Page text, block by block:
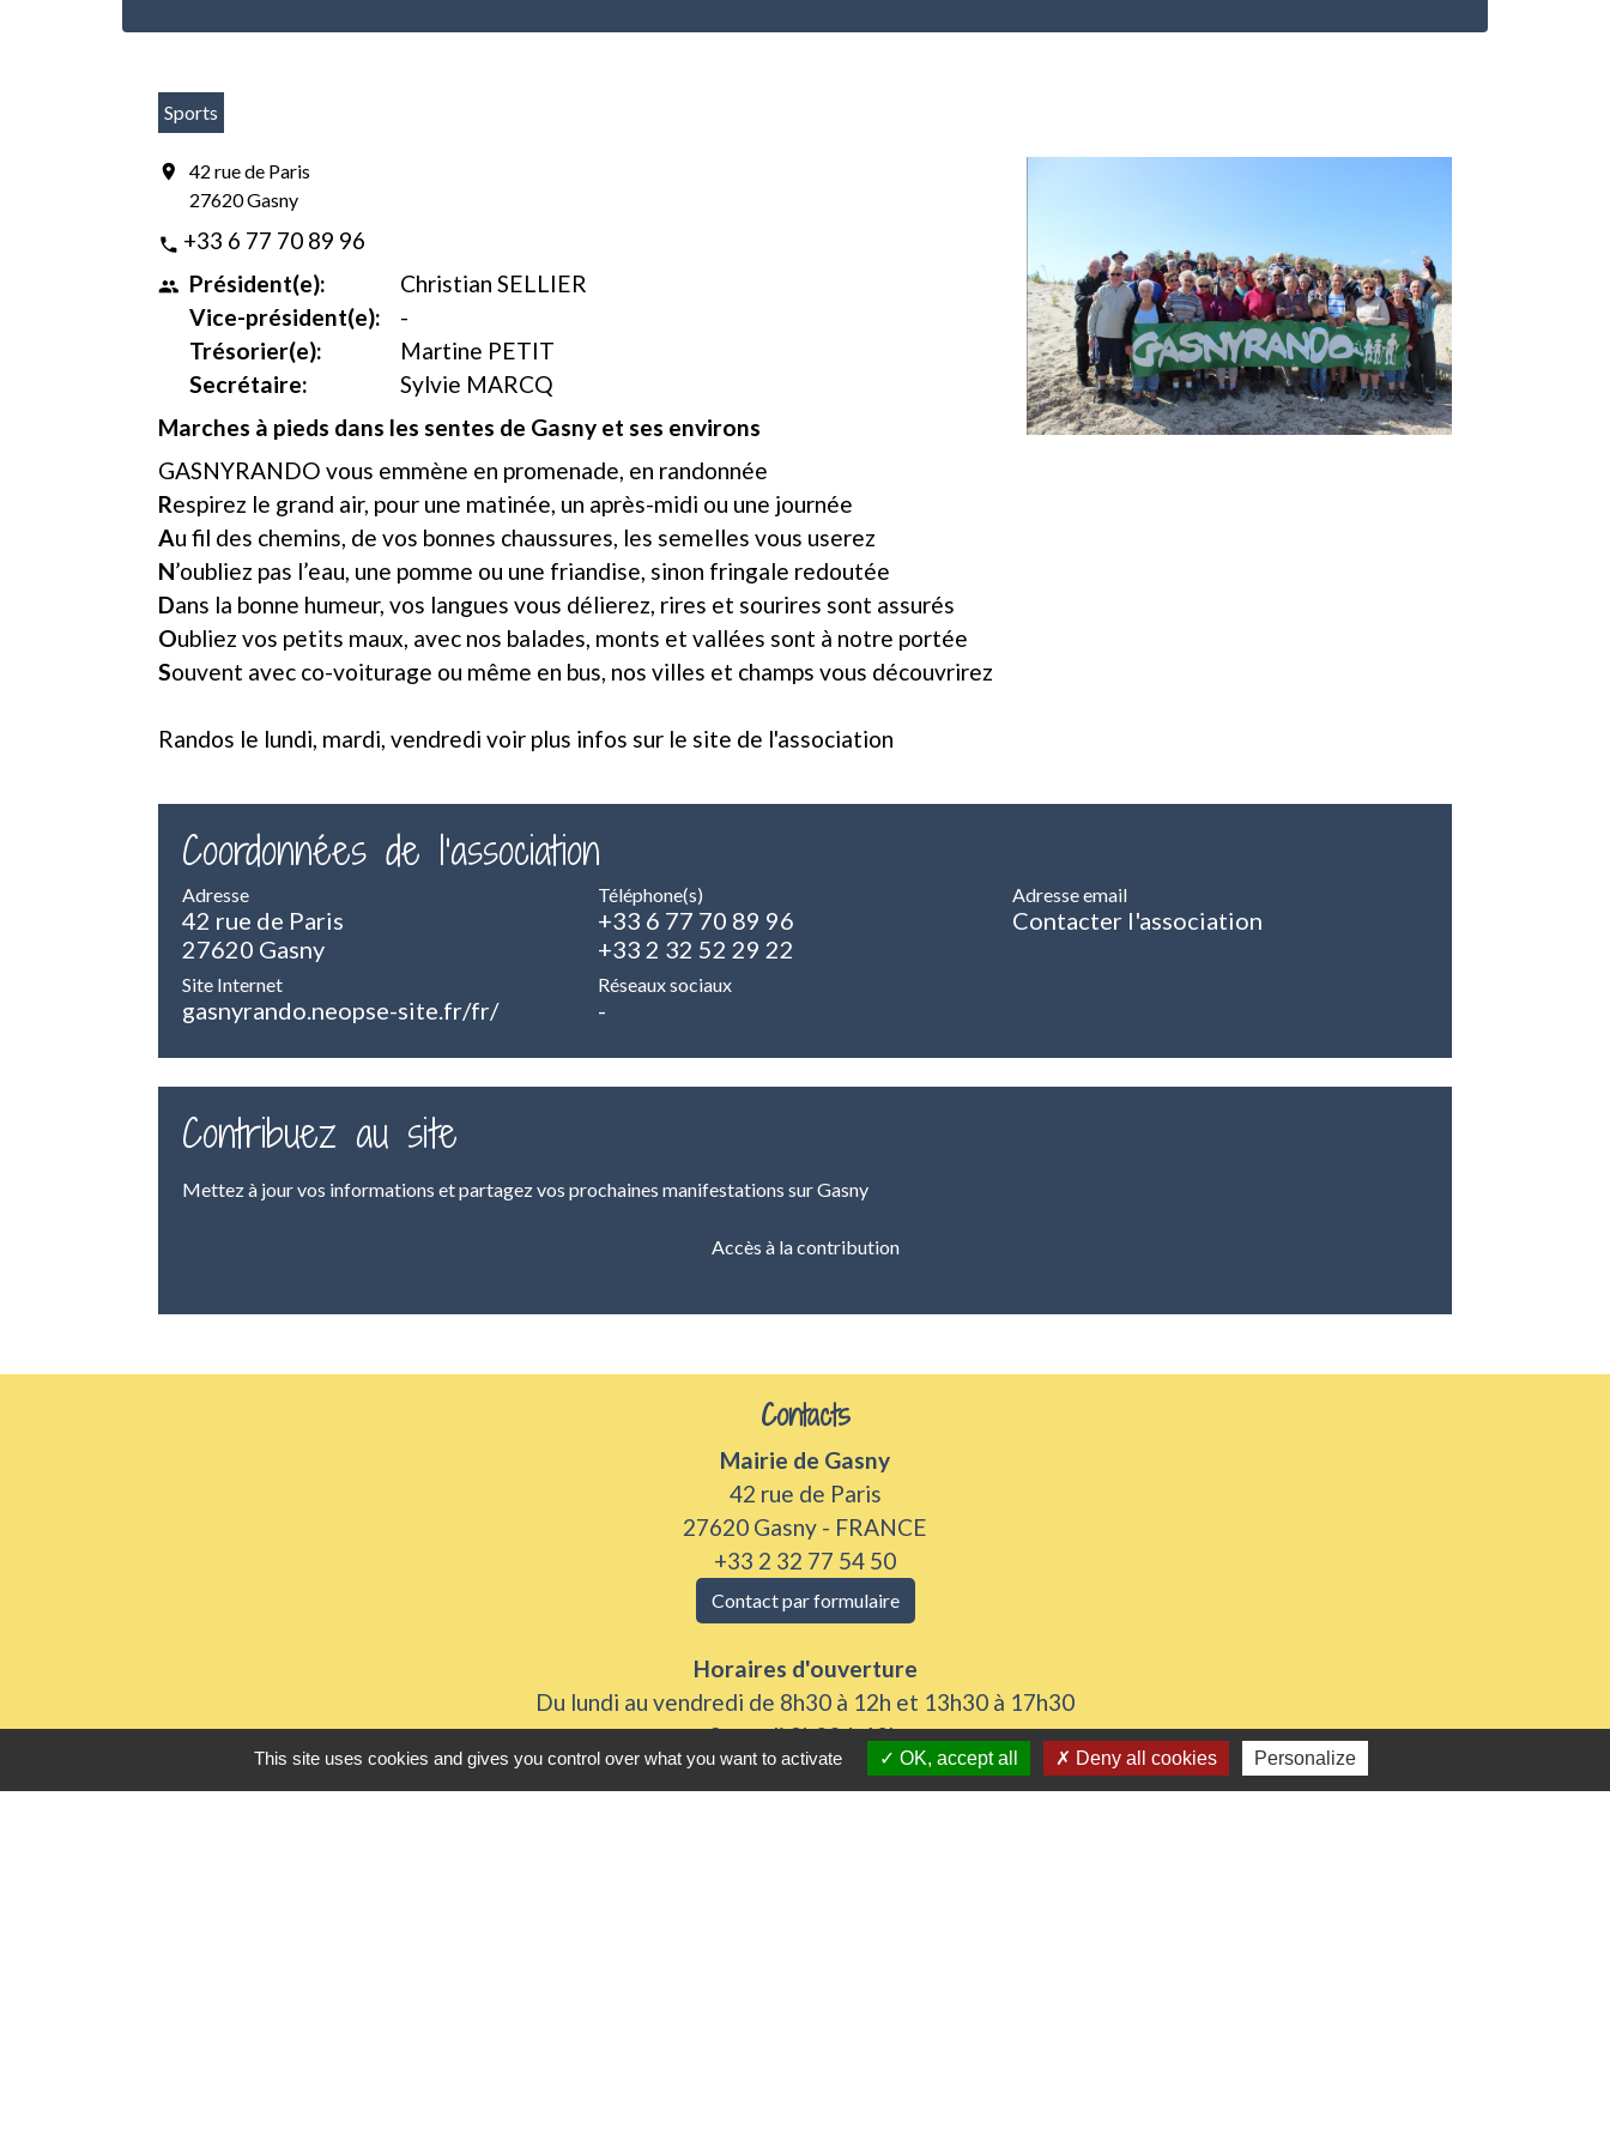
Sports
location_on
42 rue de Paris
27620 Gasny
phone +33 6 77 70 89 96
people Président(e):
Vice-président(e):
Trésorier(e):
Secrétaire:
Christian SELLIER
-
Martine PETIT
Sylvie MARCQ
Marches à pieds dans les sentes de Gasny et ses environs
GASNYRANDO vous emmène en promenade, en randonnée
Respirez le grand air, pour une matinée, un après-midi ou une journée
Au fil des chemins, de vos bonnes chaussures, les semelles vous userez
N’oubliez pas l’eau, une pomme ou une friandise, sinon fringale redoutée
Dans la bonne humeur, vos langues vous délierez, rires et sourires sont assurés
Oubliez vos petits maux, avec nos balades, monts et vallées sont à notre portée
Souvent avec co-voiturage ou même en bus, nos villes et champs vous découvrirez
Randos le lundi, mardi, vendredi voir plus infos sur le site de l'association
Coordonnées de l'association
Adresse
42 rue de Paris
27620 Gasny
Téléphone(s)
+33 6 77 70 89 96
+33 2 32 52 29 22
Adresse email
Contacter l'association
Site Internet
gasnyrando.neopse-site.fr/fr/
Réseaux sociaux
-
Contribuez au site
Mettez à jour vos informations et partagez vos prochaines manifestations sur Gasny
Accès à la contribution
Contacts
Mairie de Gasny
42 rue de Paris
27620 Gasny - FRANCE
+33 2 32 77 54 50
Contact par formulaire
Horaires d'ouverture
Du lundi au vendredi de 8h30 à 12h et 13h30 à 17h30
Samedi 8h30 à 12h
This site uses cookies and gives you control over what you want to activate OK, accept all Deny all cookies Personalize